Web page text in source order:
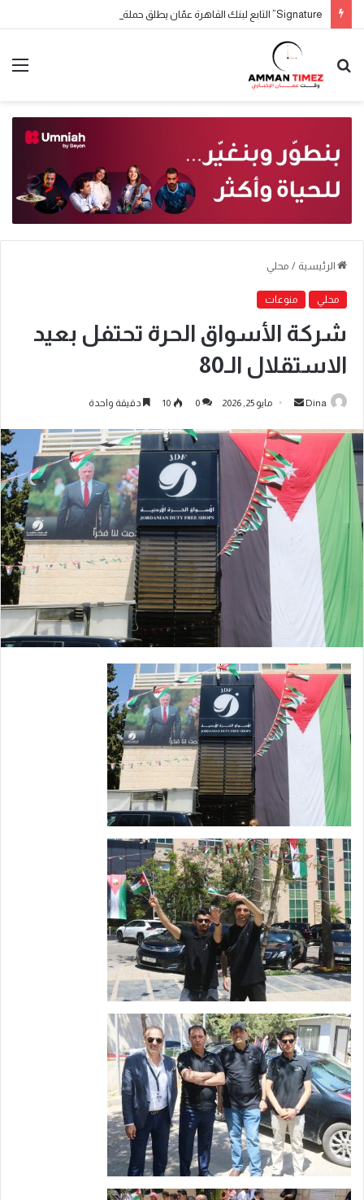
الرئيسية / محلي
محلي منوعات
شركة الأسواق الحرة تحتفل بعيد
الاستقلال الـ80
Dina مايو 25, 2026 0
10 دقيقة واحدة